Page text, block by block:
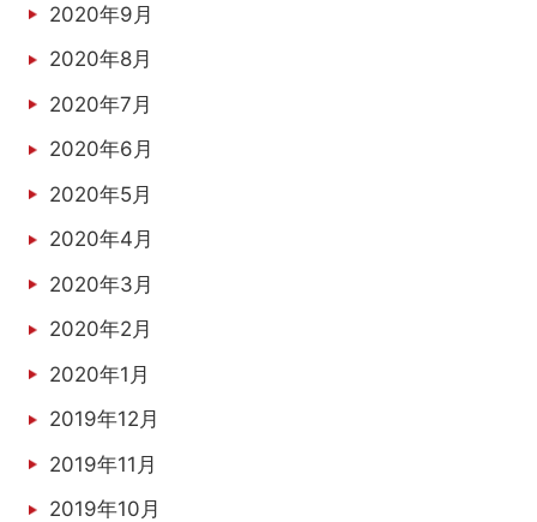
2020年9月
2020年8月
2020年7月
2020年6月
2020年5月
2020年4月
2020年3月
2020年2月
2020年1月
2019年12月
2019年11月
2019年10月